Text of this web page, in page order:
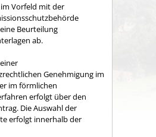
Vorfeld mit der
Beurteilung
ab.
Genehmigung im
im förmlichen
erfolgt über den
Die Auswahl der
erfolgt innerhalb der